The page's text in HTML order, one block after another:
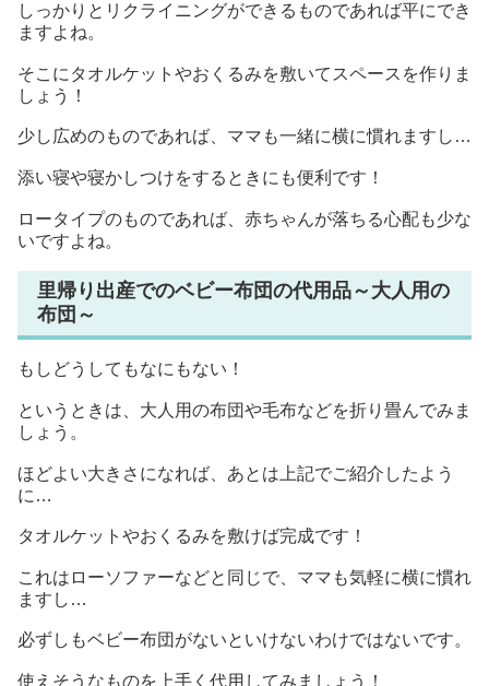
しっかりとリクライニングができるものであれば平にでき
ますよね。
そこにタオルケットやおくるみを敷いてスペースを作りま
しょう！
少し広めのものであれば、ママも一緒に横に慣れますし…
添い寝や寝かしつけをするときにも便利です！
ロータイプのものであれば、赤ちゃんが落ちる心配も少な
いですよね。
里帰り出産でのベビー布団の代用品～大人用の
布団～
もしどうしてもなにもない！
というときは、大人用の布団や毛布などを折り畳んでみま
しょう。
ほどよい大きさになれば、あとは上記でご紹介したよう
に…
タオルケットやおくるみを敷けば完成です！
これはローソファーなどと同じで、ママも気軽に横に慣れ
ますし…
必ずしもベビー布団がないといけないわけではないです。
使えそうなものを上手く代用してみましょう！